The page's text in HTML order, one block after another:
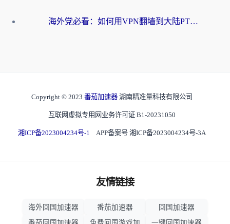
海外党必看：如何用VPN翻墙到大陆PTT？一篇解决你所有回国加速痛点
Copyright © 2023 番茄加速器 湖南精准量科技有限公司
互联网虚拟专用网业务许可证 B1-20231050
湘ICP备2023004234号-1 APP备案号 湘ICP备2023004234号-3A
友情链接
海外回国加速器 番茄加速器
回国加速器